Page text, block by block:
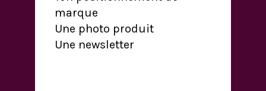
marque
Une photo produit
Une newsletter